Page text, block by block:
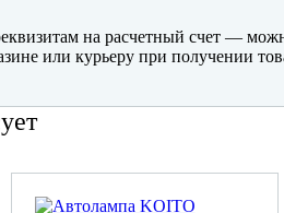
на расчетный счет —
или курьеру при получении